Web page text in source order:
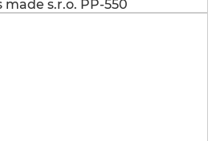
made s.r.o. PP-550